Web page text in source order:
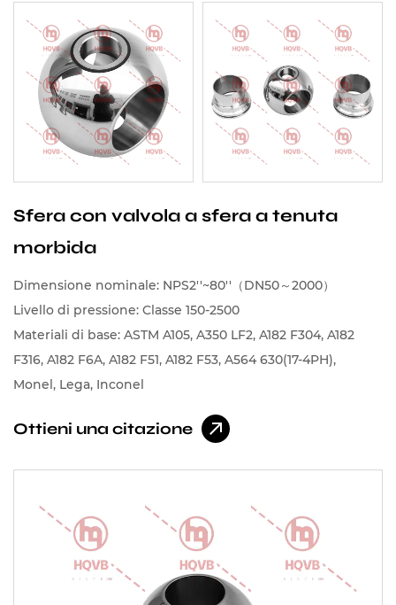
Sfera con valvola a sfera a tenuta
morbida
Dimensione nominale: NPS2''~80''（DN50～2000）
Livello di pressione: Classe 150-2500
Materiali di base: ASTM A105, A350 LF2, A182 F304, A182
F316, A182 F6A, A182 F51, A182 F53, A564 630(17-4PH),
Monel, Lega, Inconel
Ottieni una citazione